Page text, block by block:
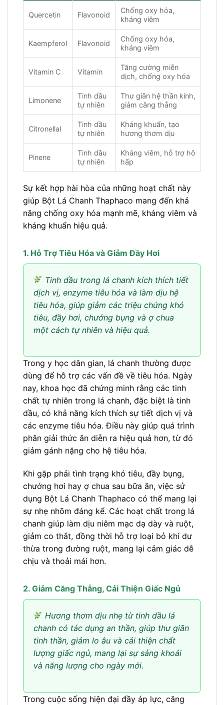
Quercetin Flavonoid
Chống oxy hóa,
kháng viêm
Kaempferol Flavonoid
Chống oxy hóa,
kháng viêm
Vitamin C Vitamin
Tăng cường miễn
dịch, chống oxy hóa
Limonene
Tinh dầu
tự nhiên
Thư giãn hệ thần kinh,
giảm căng thẳng
Citronellal
Tinh dầu
tự nhiên
Kháng khuẩn, tạo
hương thơm dịu
Pinene
Tinh dầu
tự nhiên
Kháng viêm, hỗ trợ hô
hấp
Sự kết hợp hài hòa của những hoạt chất này
giúp Bột Lá Chanh Thaphaco mang đến khả
năng chống oxy hóa mạnh mẽ, kháng viêm và
kháng khuẩn hiệu quả.
1. Hỗ Trợ Tiêu Hóa và Giảm Đầy Hơi
Tinh dầu trong lá chanh kích thích tiết
dịch vị, enzyme tiêu hóa và làm dịu hệ
tiêu hóa, giúp giảm các triệu chứng khó
tiêu, đầy hơi, chướng bụng và ợ chua
một cách tự nhiên và hiệu quả.
Trong y học dân gian, lá chanh thường được
dùng để hỗ trợ các vấn đề về tiêu hóa. Ngày
nay, khoa học đã chứng minh rằng các tinh
chất tự nhiên trong lá chanh, đặc biệt là tinh
dầu, có khả năng kích thích sự tiết dịch vị và
các enzyme tiêu hóa. Điều này giúp quá trình
phân giải thức ăn diễn ra hiệu quả hơn, từ đó
giảm gánh nặng cho hệ tiêu hóa.
Khi gặp phải tình trạng khó tiêu, đầy bụng,
chướng hơi hay ợ chua sau bữa ăn, việc sử
dụng Bột Lá Chanh Thaphaco có thể mang lại
sự nhẹ nhõm đáng kể. Các hoạt chất trong lá
chanh giúp làm dịu niêm mạc dạ dày và ruột,
giảm co thắt, đồng thời hỗ trợ loại bỏ khí dư
thừa trong đường ruột, mang lại cảm giác dễ
chịu và thoải mái hơn.
2. Giảm Căng Thẳng, Cải Thiện Giấc Ngủ
Hương thơm dịu nhẹ từ tinh dầu lá
chanh có tác dụng an thần, giúp thư giãn
tinh thần, giảm lo âu và cải thiện chất
lượng giấc ngủ, mang lại sự sảng khoái
và năng lượng cho ngày mới.
Trong cuộc sống hiện đại đầy áp lực, căng